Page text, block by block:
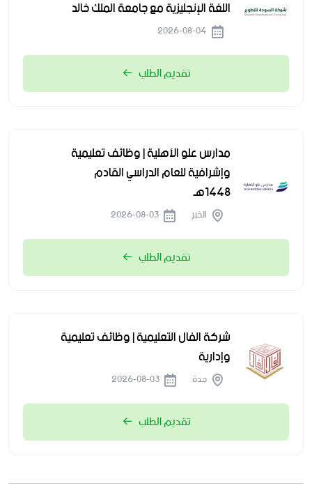
اللغة الإنجليزية مع جامعة الملك خالد
تقديم الطلب
مدارس علو الأهلية | وظائف تعليمية
وإشرافية للعام الدراسي القادم
1448هـ
الخبر
تقديم الطلب
شركة الفال التعليمية | وظائف تعليمية
وإدارية
جدة
تقديم الطلب